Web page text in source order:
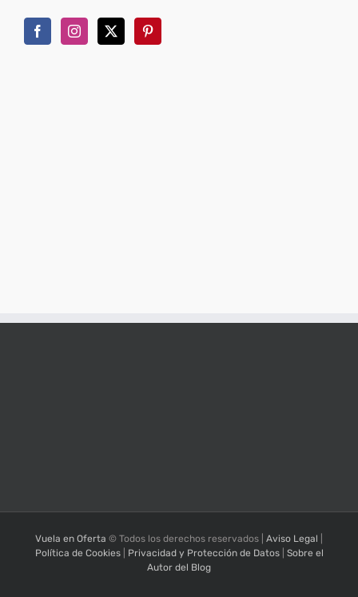
Vuela en Oferta © Todos los derechos reservados | Aviso Legal
Política de Cookies| Privacidad y Protección de Datos| Sobre el
Autor del Blog